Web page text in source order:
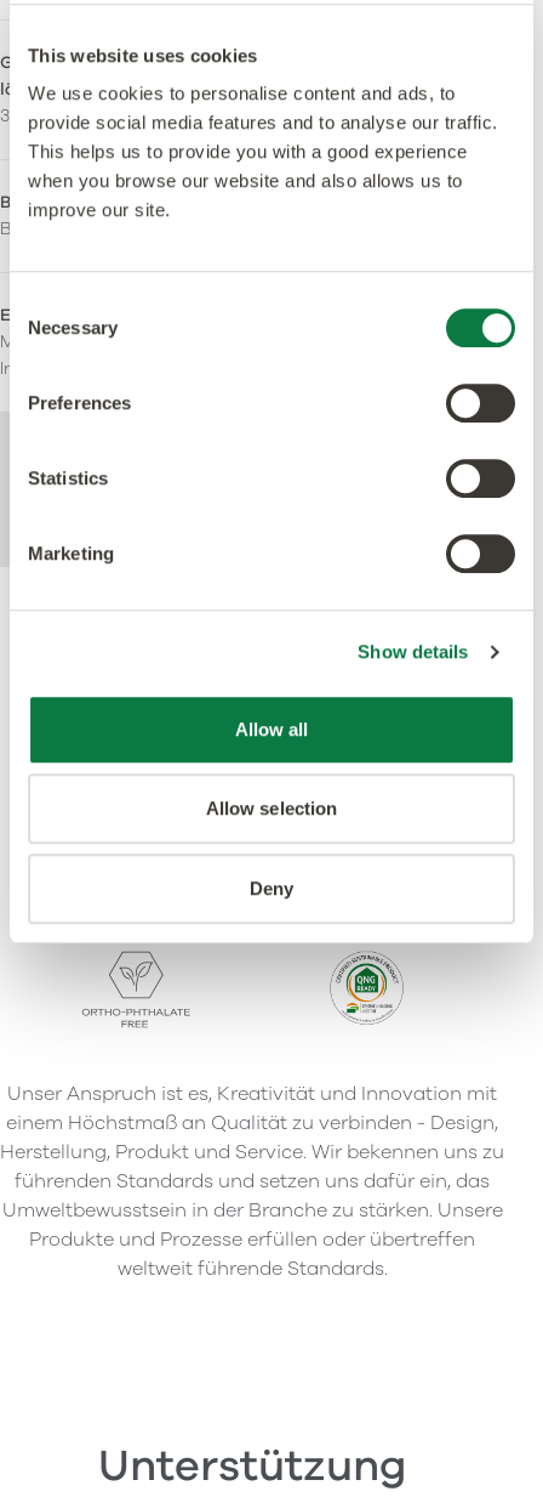
This website uses cookies
We use cookies to personalise content and ads, to
provide social media features and to analyse our traffic.
This helps us to provide you with a good experience
when you browse our website and also allows us to
improve our site.
Selection
Necessary
Preferences
Statistics
Marketing
Show details
Allow all
Allow selection
Deny
Größen - Maserungsverlauf
längs
304.8 x 609.6 mm
Rutschhemmstufe
R10
Brandverhalten
Bfl-S1
Emissionsverhalten
M1 Zertifiziert
Indoor Air Comfort Gold
diesem Produkt finden Sie im Dokument
Unser Anspruch ist es, Kreativität und Innovation mit
einem Höchstmaß an Qualität zu verbinden - Design,
Herstellung, Produkt und Service. Wir bekennen uns zu
führenden Standards und setzen uns dafür ein, das
Umweltbewusstsein in der Branche zu stärken. Unsere
Produkte und Prozesse erfüllen oder übertreffen
weltweit führende Standards.
Unterstützung